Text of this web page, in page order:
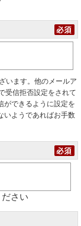
います。他のメールア
受信拒否設定をされて
ができるように設定を
いようであればお手数
さい